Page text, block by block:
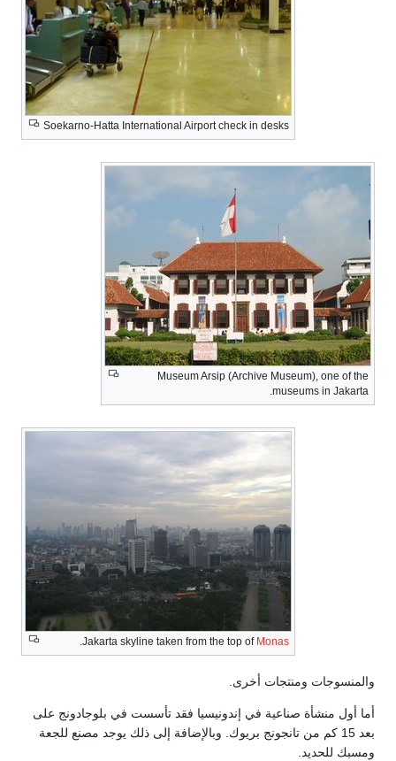
Soekarno-Hatta International Airport check in desks
Museum Arsip (Archive Museum), one of the
museums in Jakarta.
Jakarta skyline taken from the top of Monas
.
والمنسوجات ومنتجات أخرى.
أما أول منشأة صناعية في إندونيسيا فقد تأسست في بلوجادونج على
بعد 15 كم من تانجونج بريوك. وبالإضافة إلى ذلك يوجد مصنع للجعة
ومسبك للحديد.